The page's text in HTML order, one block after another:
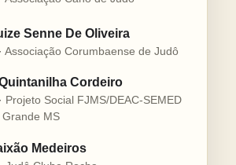
Senne De Oliveira
Associação Corumbaense de Judô
Cordeiro
Projeto Social FJMS/DEAC-SEMED
MS
Medeiros